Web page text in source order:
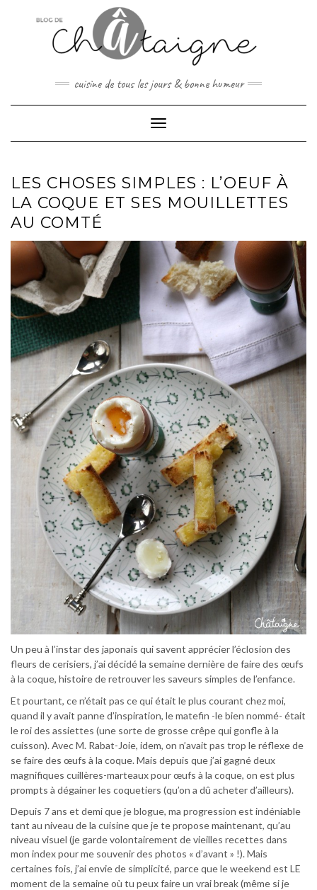
cuisine de tous les jours & bonne humeur
Toggle Navigation
LES CHOSES SIMPLES : L’OEUF À
LA COQUE ET SES MOUILLETTES
AU COMTÉ
Un peu à l’instar des japonais qui savent apprécier l’éclosion des
fleurs de cerisiers, j’ai décidé la semaine dernière de faire des œufs
à la coque, histoire de retrouver les saveurs simples de l’enfance.
Et pourtant, ce n’était pas ce qui était le plus courant chez moi,
quand il y avait panne d’inspiration, le matefin -le bien nommé- était
le roi des assiettes (une sorte de grosse crêpe qui gonfle à la
cuisson). Avec M. Rabat-Joie, idem, on n’avait pas trop le réflexe de
se faire des œufs à la coque. Mais depuis que j’ai gagné deux
magnifiques cuillères-marteaux pour œufs à la coque, on est plus
prompts à dégainer les coquetiers (qu’on a dû acheter d’ailleurs).
Depuis 7 ans et demi que je blogue, ma progression est indéniable
tant au niveau de la cuisine que je te propose maintenant, qu’au
niveau visuel (je garde volontairement de vieilles recettes dans
mon index pour me souvenir des photos « d’avant » !). Mais
certaines fois, j’ai envie de simplicité, parce que le weekend est LE
moment de la semaine où tu peux faire un vrai break (même si je